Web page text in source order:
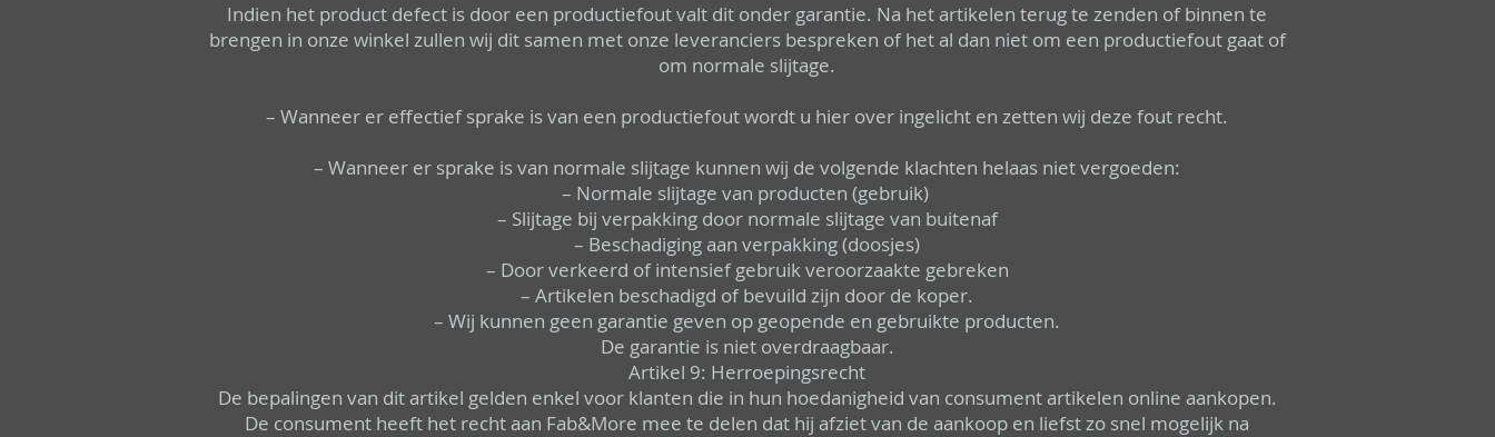
Indien het product defect is door een productiefout valt dit onder garantie. Na het artikelen terug te zenden of binnen te
brengen in onze winkel zullen wij dit samen met onze leveranciers bespreken of het al dan niet om een productiefout gaat of
om normale slijtage.
– Wanneer er effectief sprake is van een productiefout wordt u hier over ingelicht en zetten wij deze fout recht.
– Wanneer er sprake is van normale slijtage kunnen wij de volgende klachten helaas niet vergoeden:
– Normale slijtage van producten (gebruik)
– Slijtage bij verpakking door normale slijtage van buitenaf
– Beschadiging aan verpakking (doosjes)
– Door verkeerd of intensief gebruik veroorzaakte gebreken
– Artikelen beschadigd of bevuild zijn door de koper.
– Wij kunnen geen garantie geven op geopende en gebruikte producten.
De garantie is niet overdraagbaar.
Artikel 9: Herroepingsrecht
De bepalingen van dit artikel gelden enkel voor klanten die in hun hoedanigheid van consument artikelen online aankopen.
De consument heeft het recht aan Fab&More mee te delen dat hij afziet van de aankoop en liefst zo snel mogelijk na